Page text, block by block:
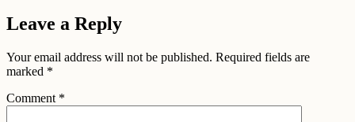
Leave a Reply
Your email address will not be published. Required fields are
marked *
Comment *